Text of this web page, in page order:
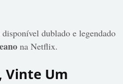
disponível dublado e legendado
na Netflix.
Vinte Um